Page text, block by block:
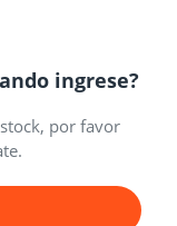
ingrese?
por favor